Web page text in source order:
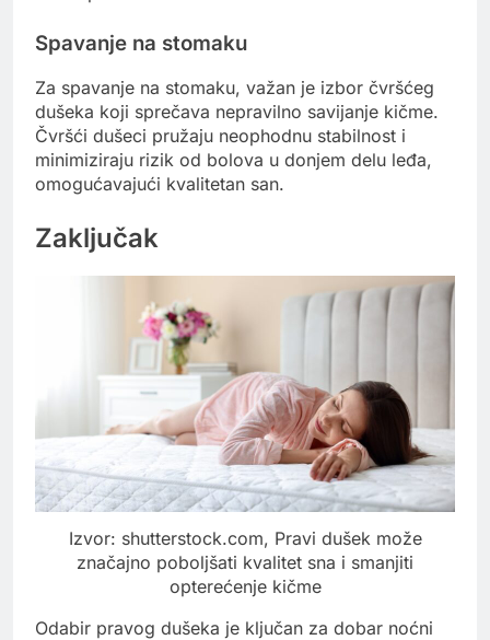
Spavanje na stomaku
Za spavanje na stomaku, važan je izbor čvršćeg
dušeka koji sprečava nepravilno savijanje kičme.
Čvršći dušeci pružaju neophodnu stabilnost i
minimiziraju rizik od bolova u donjem delu leđa,
omogućavajući kvalitetan san.
Zaključak
Izvor: shutterstock.com, Pravi dušek može
značajno poboljšati kvalitet sna i smanjiti
opterećenje kičme
Odabir pravog dušeka je ključan za dobar noćni